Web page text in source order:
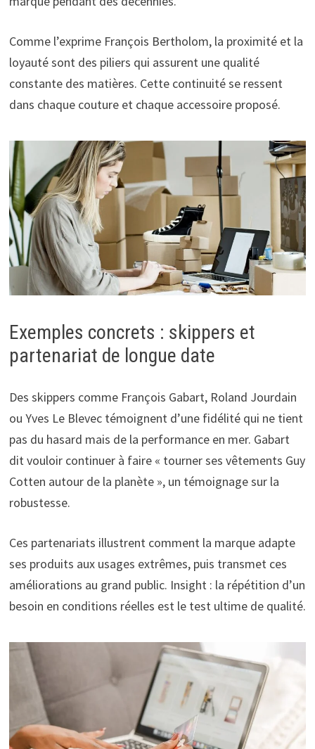
Comme l’exprime François Bertholom, la proximité et la
loyauté sont des piliers qui assurent une qualité
constante des matières. Cette continuité se ressent
dans chaque couture et chaque accessoire proposé.
Exemples concrets : skippers et
partenariat de longue date
Des skippers comme François Gabart, Roland Jourdain
ou Yves Le Blevec témoignent d’une fidélité qui ne tient
pas du hasard mais de la performance en mer. Gabart
dit vouloir continuer à faire « tourner ses vêtements Guy
Cotten autour de la planète », un témoignage sur la
robustesse.
Ces partenariats illustrent comment la marque adapte
ses produits aux usages extrêmes, puis transmet ces
améliorations au grand public. Insight : la répétition d’un
besoin en conditions réelles est le test ultime de qualité.